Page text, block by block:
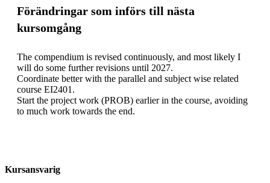
Förändringar som införs till nästa
kursomgång
The compendium is revised continuously, and most likely I
will do some further revisions until 2027.
Coordinate better with the parallel and subject wise related
course EI2401.
Start the project work (PROB) earlier in the course, avoiding
to much work towards the end.
Kursansvarig